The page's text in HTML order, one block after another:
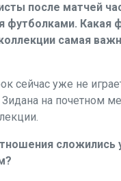
после матчей
футболками. Какая
самая
сейчас уже не
на почетном
сложились